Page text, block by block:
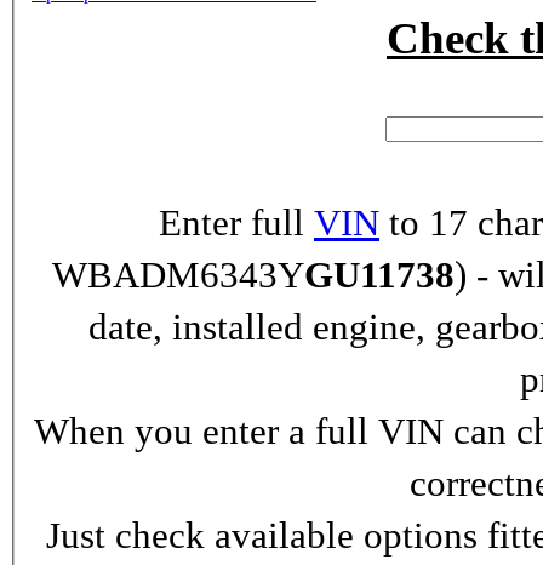
Check
Enter full VIN to 17
WBADM6343YGU11738) -
date, installed engine,
When you enter a full VIN can
Just check available options